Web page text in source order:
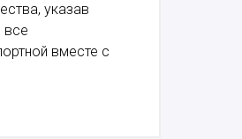
указав
все
вместе с